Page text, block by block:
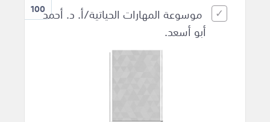
100موسوعة المهارات الحياتية/أ. د. أحمد
أبو أسعد.